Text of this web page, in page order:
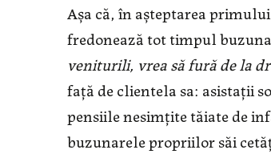
Așa că, în așteptarea
fredonează tot timpul
veniturili, vrea să fură de la
față de clientela sa: asistații
pensiile nesimțite tăiate de
buzunarele propriilor săi